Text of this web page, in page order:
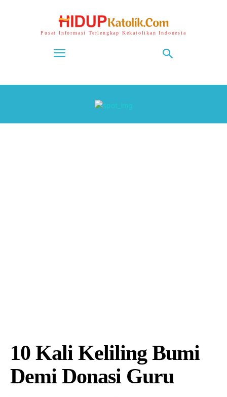
Pusat Informasi Terlengkap Kekatolikan Indonesia
10 Kali Keliling Bumi
Demi Donasi Guru